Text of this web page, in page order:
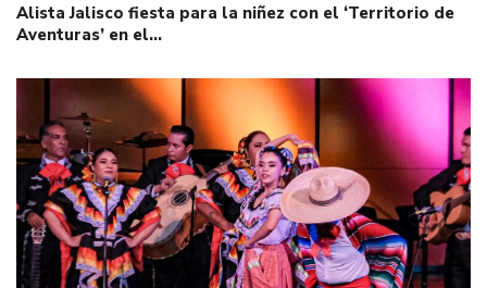
Alista Jalisco fiesta para la niñez con el ‘Territorio de
Aventuras’ en el…